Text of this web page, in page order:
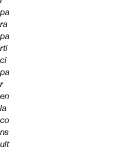
pa
ra
pa
rti
ci
pa
r
en
la
co
ns
ult